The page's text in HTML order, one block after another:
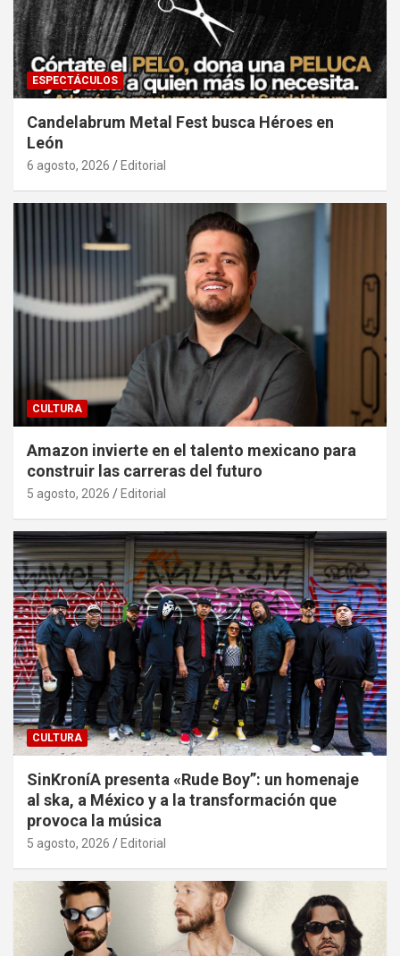
ESPECTÁCULOS
Candelabrum Metal Fest busca Héroes en
León
6 agosto, 2026 Editorial
CULTURA
Amazon invierte en el talento mexicano para
construir las carreras del futuro
5 agosto, 2026 Editorial
CULTURA
SinKroníA presenta «Rude Boy”: un homenaje
al ska, a México y a la transformación que
provoca la música
5 agosto, 2026 Editorial